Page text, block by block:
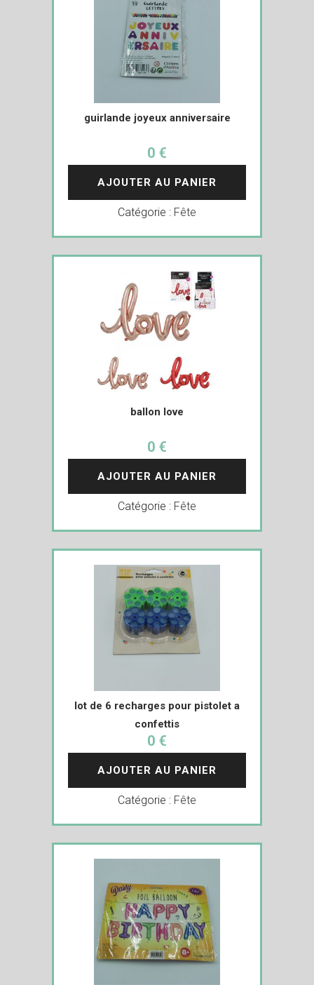
guirlande joyeux anniversaire
0 €
AJOUTER AU PANIER
Catégorie : Fête
ballon love
0 €
AJOUTER AU PANIER
Catégorie : Fête
lot de 6 recharges pour pistolet a
confettis
0 €
AJOUTER AU PANIER
Catégorie : Fête